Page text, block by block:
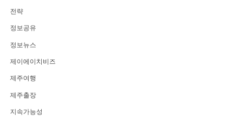
전략
정보공유
정보뉴스
제이에이치비즈
제주여행
제주출장
지속가능성